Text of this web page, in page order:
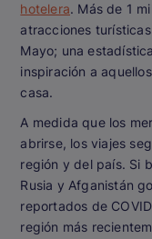
hotelera. Más de 1
atracciones
Mayo; una
inspiración a
casa.
A medida que los
abrirse, los viajes
región y del país. Si
Rusia y Afganistán
reportados de
región más